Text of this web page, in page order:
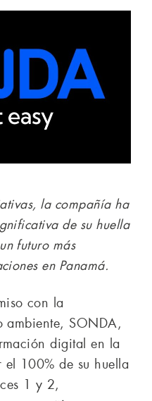
la compañía ha
de su huella
futuro más
en Panamá.
con la
ambiente, SONDA,
digital en la
100% de su huella
1 y 2,